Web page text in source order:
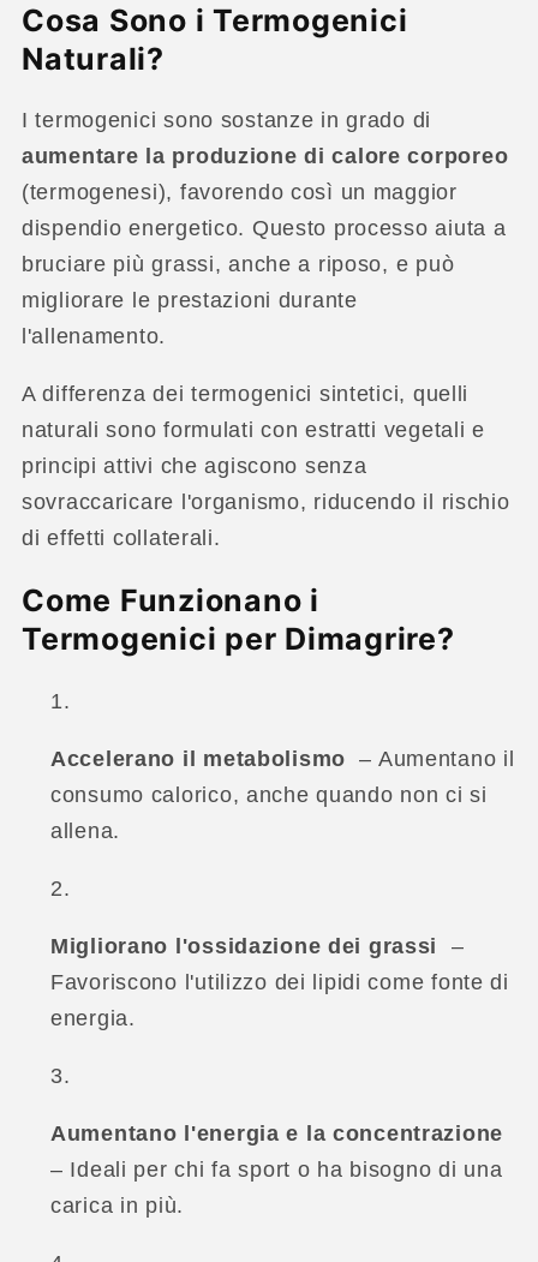
Cosa Sono i Termogenici
Naturali?
I termogenici sono sostanze in grado di
aumentare la produzione di calore corporeo
(termogenesi), favorendo così un maggior
dispendio energetico. Questo processo aiuta a
bruciare più grassi, anche a riposo, e può
migliorare le prestazioni durante
l'allenamento.
A differenza dei termogenici sintetici, quelli
naturali sono formulati con estratti vegetali e
principi attivi che agiscono senza
sovraccaricare l'organismo, riducendo il rischio
di effetti collaterali.
Come Funzionano i
Termogenici per Dimagrire?
Accelerano il metabolismo – Aumentano il
consumo calorico, anche quando non ci si
allena.
Migliorano l'ossidazione dei grassi
–
Favoriscono l'utilizzo dei lipidi come fonte di
energia.
Aumentano l'energia e la concentrazione
– Ideali per chi fa sport o ha bisogno di una
carica in più.